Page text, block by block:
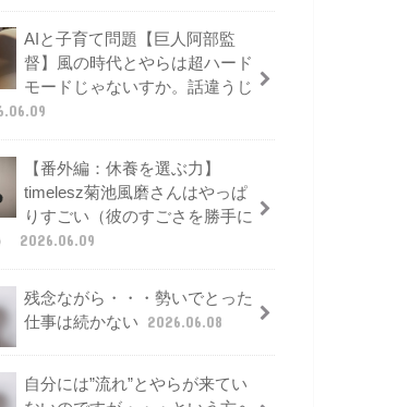
AIと子育て問題【巨人阿部監
督】風の時代とやらは超ハード
モードじゃないすか。話違うじ
【番外編：休養を選ぶ力】
timelesz菊池風磨さんはやっぱ
りすごい（彼のすごさを勝手に
2026.06.09
残念ながら・・・勢いでとった
仕事は続かない
2026.06.08
自分には”流れ”とやらが来てい